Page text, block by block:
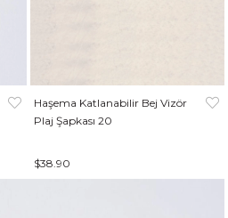
Haşema Katlanabilir Bej Vizör
Plaj Şapkası 20
$38.90